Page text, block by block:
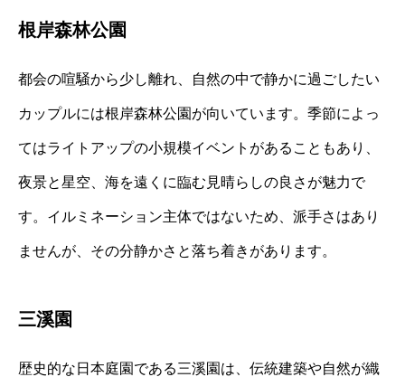
根岸森林公園
都会の喧騒から少し離れ、自然の中で静かに過ごしたい
カップルには根岸森林公園が向いています。季節によっ
てはライトアップの小規模イベントがあることもあり、
夜景と星空、海を遠くに臨む見晴らしの良さが魅力で
す。イルミネーション主体ではないため、派手さはあり
ませんが、その分静かさと落ち着きがあります。
三溪園
歴史的な日本庭園である三溪園は、伝統建築や自然が織